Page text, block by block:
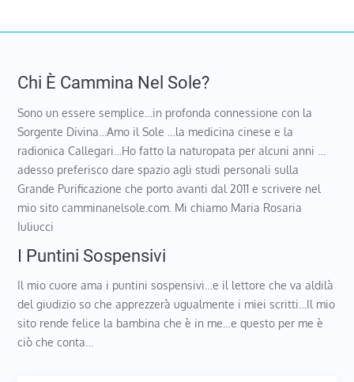
Chi È Cammina Nel Sole?
Sono un essere semplice…in profonda connessione con la
Sorgente Divina…Amo il Sole …la medicina cinese e la
radionica Callegari…Ho fatto la naturopata per alcuni anni …
adesso preferisco dare spazio agli studi personali sulla
Grande Purificazione che porto avanti dal 2011 e scrivere nel
mio sito camminanelsole.com. Mi chiamo Maria Rosaria
Iuliucci
I Puntini Sospensivi
Il mio cuore ama i puntini sospensivi…e il lettore che va aldilà
del giudizio so che apprezzerà ugualmente i miei scritti…Il mio
sito rende felice la bambina che è in me…e questo per me è
ciò che conta…